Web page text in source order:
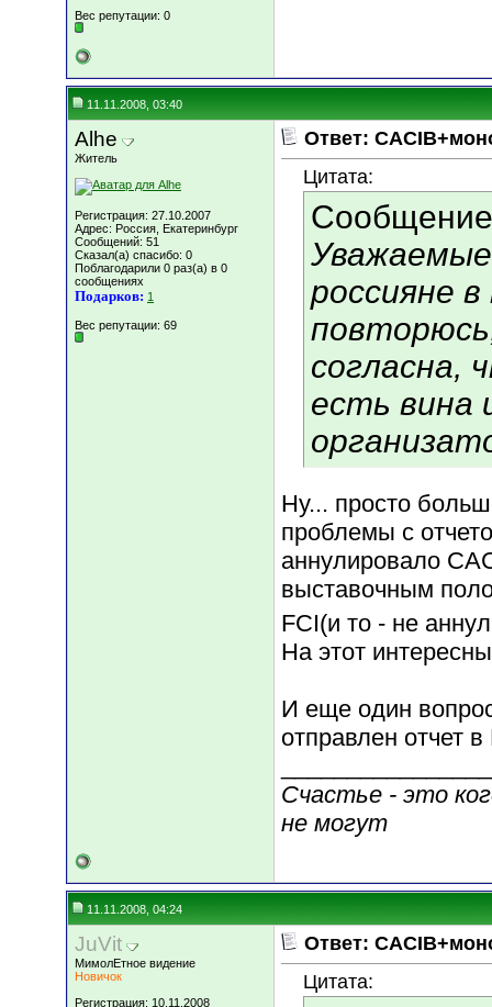
Вес репутации: 0
11.11.2008, 03:40
Alhe
Житель
Регистрация: 27.10.2007
Адрес: Россия, Екатеринбург
Сообщений: 51
Сказал(а) спасибо: 0
Поблагодарили 0 раз(а) в 0
сообщениях
Подарков: 1
Вес репутации: 69
Ответ:
Цитата:
россияне
согласна,
есть вина
Ну... просто
проблемы с
аннулировало
выставочным
FCI(и то - не
На этот
И еще один
отправлен отчет в
Счастье - это
не могут
11.11.2008, 04:24
JuVit
МимолЕтное видение
Новичок
Регистрация: 10.11.2008
Ответ:
Цитата: